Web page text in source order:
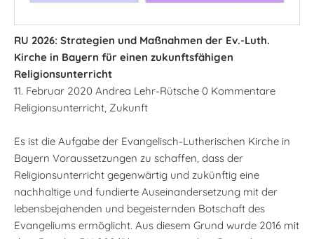
RU 2026: Strategien und Maßnahmen der Ev.-Luth.
Kirche in Bayern für einen zukunftsfähigen
Religionsunterricht
11. Februar 2020 Andrea Lehr-Rütsche 0 Kommentare
Religionsunterricht, Zukunft
Es ist die Aufgabe der Evangelisch-Lutherischen Kirche in
Bayern Voraussetzungen zu schaffen, dass der
Religionsunterricht gegenwärtig und zukünftig eine
nachhaltige und fundierte Auseinandersetzung mit der
lebensbejahenden und begeisternden Botschaft des
Evangeliums ermöglicht. Aus diesem Grund wurde 2016 mit